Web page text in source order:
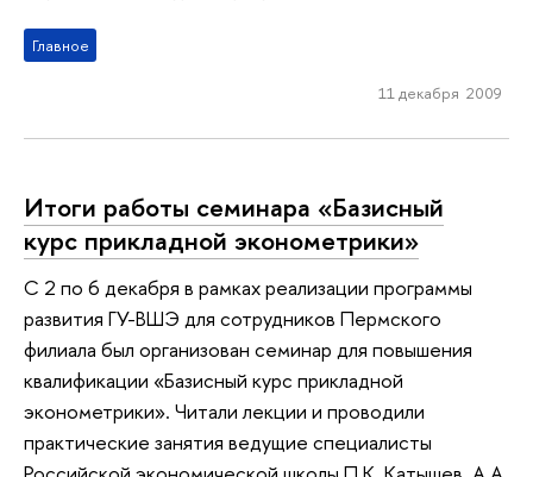
Главное
11 декабря 2009
Итоги работы семинара «Базисный
курс прикладной эконометрики»
C 2 по 6 декабря в рамках реализации программы
развития ГУ-ВШЭ для сотрудников Пермского
филиала был организован семинар для повышения
квалификации «Базисный курс прикладной
эконометрики». Читали лекции и проводили
практические занятия ведущие специалисты